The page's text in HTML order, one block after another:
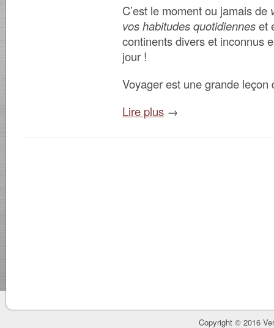
C’est le moment ou jamais de
vos habitudes quotidienneset
continents divers et inconnus
jour !
Voyager est une grande leçon
Lire plus →
Copyright © 2016